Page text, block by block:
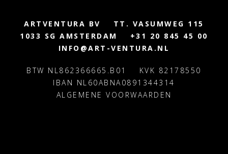
ARTVENTURA BV
TT. VASUMWEG 115
1033 SG AMSTERDAM
+31 20 845 45 00
INFO@ART-VENTURA.NL
BTW NL862366665.B01
KVK 82178550
IBAN NL60ABNA0891344314
ALGEMENE VOORWAARDEN